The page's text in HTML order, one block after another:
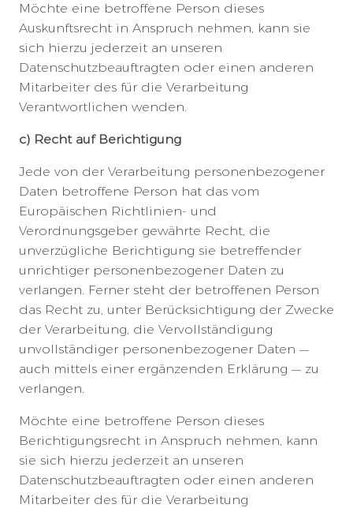
Möchte eine betroffene Person dieses
Auskunftsrecht in Anspruch nehmen, kann sie
sich hierzu jederzeit an unseren
Datenschutzbeauftragten oder einen anderen
Mitarbeiter des für die Verarbeitung
Verantwortlichen wenden.
c) Recht auf Berichtigung
Jede von der Verarbeitung personenbezogener
Daten betroffene Person hat das vom
Europäischen Richtlinien- und
Verordnungsgeber gewährte Recht, die
unverzügliche Berichtigung sie betreffender
unrichtiger personenbezogener Daten zu
verlangen. Ferner steht der betroffenen Person
das Recht zu, unter Berücksichtigung der Zwecke
der Verarbeitung, die Vervollständigung
unvollständiger personenbezogener Daten —
auch mittels einer ergänzenden Erklärung — zu
verlangen.
Möchte eine betroffene Person dieses
Berichtigungsrecht in Anspruch nehmen, kann
sie sich hierzu jederzeit an unseren
Datenschutzbeauftragten oder einen anderen
Mitarbeiter des für die Verarbeitung